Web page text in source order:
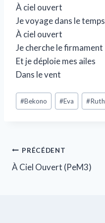
À ciel ouvert
Je voyage dans le temps
À ciel ouvert
Je cherche le firmament
Et je déploie mes ailes
Dans le vent
#Bekono #Eva #Ruth
PRÉCÉDENT
À Ciel Ouvert (PeM3)